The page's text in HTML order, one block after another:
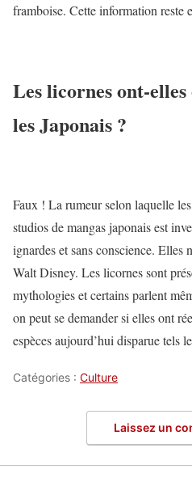
framboise. Cette information reste
Les licornes ont-
les Japonais ?
Faux ! La rumeur selon laquelle
studios de mangas japonais est
ignardes et sans conscience. Elles
Walt Disney. Les licornes sont
mythologies et certains parlent
on peut se demander si elles ont
espèces aujourd’hui disparue tels
Catégories : Culture
Laissez un